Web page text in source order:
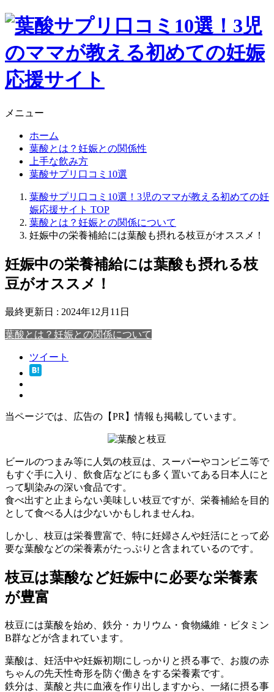
メニュー
ホーム
葉酸とは？妊娠との関係性
上手な飲み方
葉酸サプリ口コミ10選
葉酸サプリ口コミ10選！3児のママが教える初めての妊
娠応援サイト TOP
葉酸とは？妊娠との関係について
妊娠中の栄養補給には葉酸も摂れる枝豆がオススメ！
妊娠中の栄養補給には葉酸も摂れる枝
豆がオススメ！
最終更新日 : 2024年12月11日
葉酸とは？妊娠との関係について
ツイート
当ページでは、広告の【PR】情報も掲載しています。
ビールのつまみ等に人気の枝豆は、スーパーやコンビニ等で
もすぐ手に入り、飲食店などにも多く置いてある日本人にと
って馴染みの深い食品です。
食べ出すと止まらない美味しい枝豆ですが、栄養補給を目的
として食べる人は少ないかもしれませんね。
しかし、 枝豆は栄養豊富で、特に妊婦さんや妊活にとって必
要な葉酸などの栄養素がたっぷりと含まれているのです。
枝豆は葉酸など妊娠中に必要な栄養素
が豊富
枝豆には葉酸を始め、鉄分・カリウム・食物繊維・ビタミン
B群などが含まれています。
葉酸は、妊活中や妊娠初期にしっかりと摂る事で、お腹の赤
ちゃんの先天性奇形を防ぐ働きをする栄養素です。
鉄分は、葉酸と共に血液を作り出しますから、一緒に摂る事